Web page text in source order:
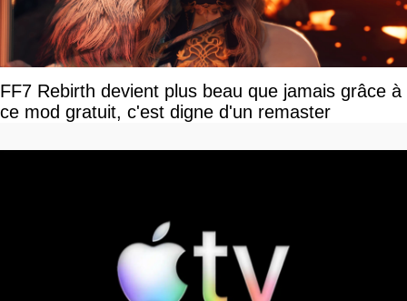
FF7 Rebirth devient plus beau que jamais grâce à
ce mod gratuit, c'est digne d'un remaster